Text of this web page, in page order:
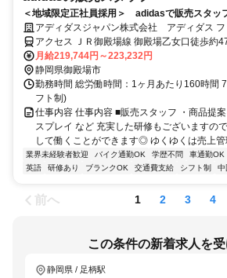
＜地域限定正社員採用＞ adidasで販売スタッ
方もOK！販売ノルマなし！
アディダスジャパン株式会社 アディダス フ
ト 御殿場
アクセス ＪＲ御殿場線 御殿場乙女口徒歩約
（静岡県）徒歩約59分、ＪＲ御殿場線 南御殿
月給219,744円～223,232円
静岡県御殿場市
勤務時間 総労働時間：1ヶ月あたり160時間
フト制)
仕事内容 仕事内容 ■販売スタッフ ・商品提
スプレイ など 充実した研修もございますの
して働くことができます◎ ゆくゆくは売上
業界未経験者歓迎 バイク通勤OK 学歴不問 車通勤OK
英語
研修あり ブランクOK 交通費支給 シフト制 中
前へ 1 2 3 4
この条件の新着求人を
静岡県 / 足柄駅